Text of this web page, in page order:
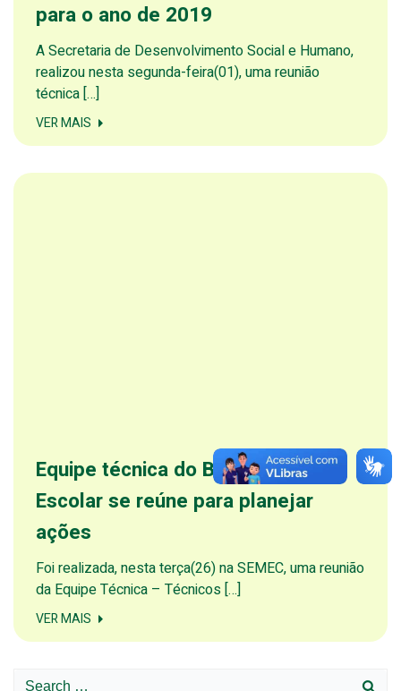
para o ano de 2019
A Secretaria de Desenvolvimento Social e Humano,
realizou nesta segunda-feira(01), uma reunião
técnica […]
VER MAIS
Equipe técnica do Busca Ativa
Escolar se reúne para planejar
ações
Foi realizada, nesta terça(26) na SEMEC, uma reunião
da Equipe Técnica – Técnicos […]
VER MAIS
Search